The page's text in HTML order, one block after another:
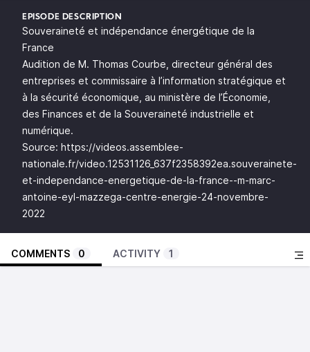
EPISODE DESCRIPTION
Souveraineté et indépendance énergétique de la
France
Audition de M. Thomas Courbe, directeur général des
entreprises et commissaire à l’information stratégique et
à la sécurité économique, au ministère de l’Économie,
des Finances et de la Souveraineté industrielle et
numérique.
Source: https://videos.assemblee-
nationale.fr/video.12531126_637f2358392ea.souverainete-
et-independance-energetique-de-la-france--m-marc-
antoine-eyl-mazzega-centre-energie-24-novembre-
2022
COMMENTS 0 ACTIVITY 1